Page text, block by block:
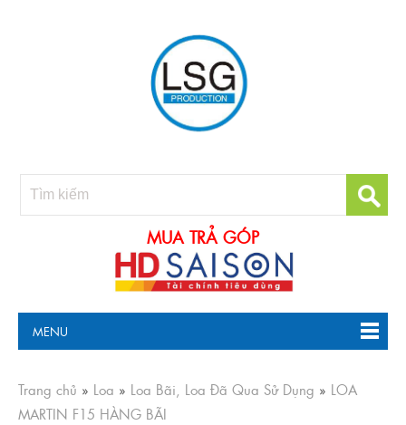
MUA TRẢ GÓP
MENU
Trang chủ » Loa » Loa Bãi, Loa Đã Qua Sử Dụng » LOA
MARTIN F15 HÀNG BÃI